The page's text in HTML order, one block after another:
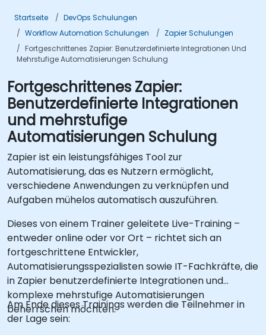
Startseite
DevOps Schulungen
Workflow Automation Schulungen
Zapier Schulungen
Fortgeschrittenes Zapier: Benutzerdefinierte Integrationen Und
Mehrstufige Automatisierungen Schulung
Fortgeschrittenes Zapier:
Benutzerdefinierte Integrationen
und mehrstufige
Automatisierungen Schulung
Zapier ist ein leistungsfähiges Tool zur
Automatisierung, das es Nutzern ermöglicht,
verschiedene Anwendungen zu verknüpfen und
Aufgaben mühelos automatisch auszuführen.
Dieses von einem Trainer geleitete Live-Training –
entweder online oder vor Ort – richtet sich an
fortgeschrittene Entwickler,
Automatisierungsspezialisten sowie IT-Fachkräfte, die
in Zapier benutzerdefinierte Integrationen und
komplexe mehrstufige Automatisierungen
beherrschen möchten.
Am Ende dieses Trainings werden die Teilnehmer in
der Lage sein: